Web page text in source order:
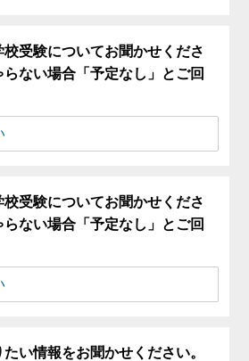
受験についてお聞かせくださ
ない場合「予定なし」とご回
受験についてお聞かせくださ
ない場合「予定なし」とご回
い情報をお聞かせください。